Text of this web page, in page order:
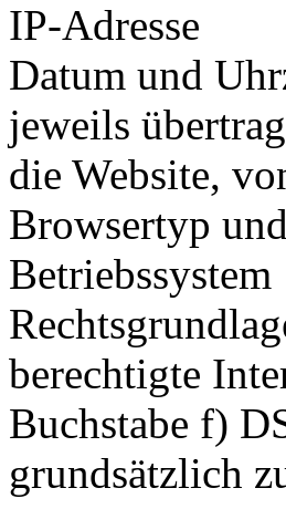
IP-Adresse
Datum und
jeweils
die Website,
Browsertyp
Betriebssystem
berechtigte
Buchstabe f)
grundsätzlich